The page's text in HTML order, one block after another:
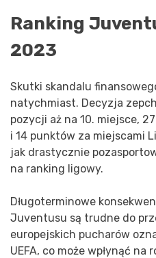
Ranking
2023
Skutki skandalu
natychmiast. Decyzja
pozycji aż na 10. miejsce,
i 14 punktów za miejscami
jak drastycznie
na ranking ligowy.
Długoterminowe
Juventusu są trudne do
europejskich pucharów
UEFA, co może wpłynąć